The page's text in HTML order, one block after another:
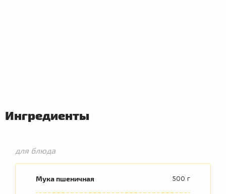
Ингредиенты
для блюда
Мука пшеничная 500 г